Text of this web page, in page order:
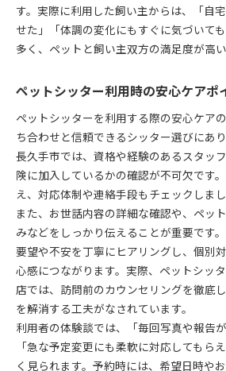
す。実際に利用した飼い主からは、「自
せた」「体調の変化にもすぐに気づいて
多く、ペットと飼い主双方の満足度が高い
ペットシッター利用時の安心ケアポ
ペットシッターを利用する際の安心ケア
ち合わせと信頼できるシッター選びにあ
長久手市では、資格や経験のあるスタッ
険に加入しているかの確認が不可欠です
え、対応体制や連絡手段もチェックしまし
また、お世話内容の詳細な確認や、ペッ
みなどをしっかり伝えることが重要です
要望や不安を丁寧にヒアリングし、個別
心感につながります。実際、ペットシッ
店では、訪問前のカウンセリングを徹底
を解消する工夫がなされています。
利用者の体験談では、「毎回写真や報告
「急な予定変更にも柔軟に対応してもら
く見られます。予約時には、希望日時や